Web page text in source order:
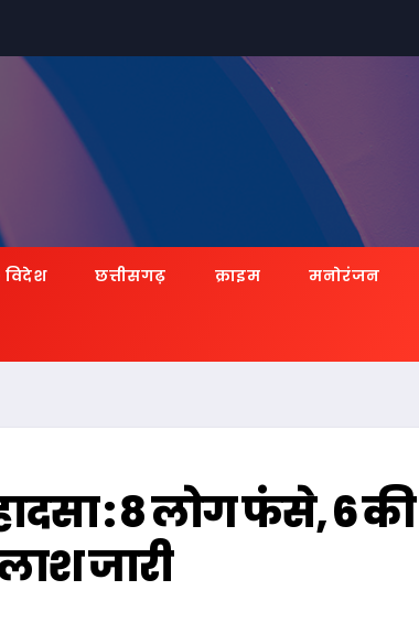
छत्तीसगढ़ क्राइम मनोरंजन
: 8 लोग फंसे, 6 की
जारी